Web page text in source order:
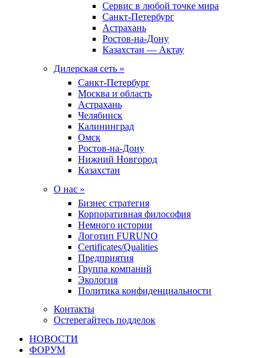
Сервис в любой точке мира
Санкт-Петербург
Астрахань
Ростов-на-Дону
Казахстан — Актау
Дилерская сеть »
Санкт-Петербург
Москва и область
Астрахань
Челябинск
Калининград
Омск
Ростов-на-Дону
Нижний Новгород
Казахстан
О нас »
Бизнес стратегия
Корпоративная философия
Немного истории
Логотип FURUNO
Certificates/Qualities
Предприятия
Группа компаний
Экология
Политика конфиденциальности
Контакты
Остерегайтесь подделок
НОВОСТИ
ФОРУМ